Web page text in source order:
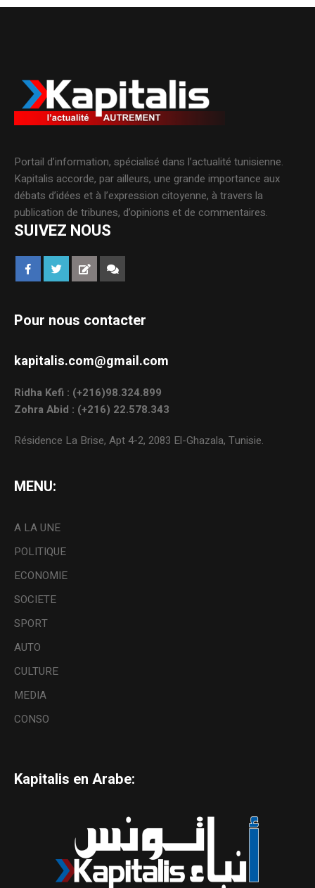
Portail d’information, spécialisé dans l’actualité tunisienne.
Kapitalis accorde, par ailleurs, une grande importance aux
débats d’idées et à l’expression citoyenne, à travers la
publication de tribunes, d’opinions et de commentaires.
SUIVEZ NOUS
Pour nous contacter
kapitalis.com@gmail.com
Ridha Kefi : (+216)98.324.899
Zohra Abid : (+216) 22.578.343
Résidence La Brise, Apt 4-2, 2083 El-Ghazala, Tunisie.
MENU:
A LA UNE
POLITIQUE
ECONOMIE
SOCIETE
SPORT
AUTO
CULTURE
MEDIA
CONSO
Kapitalis en Arabe: